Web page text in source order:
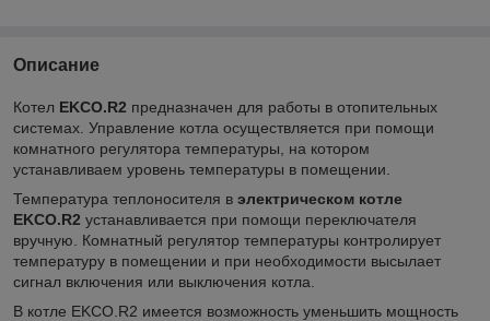
Описание
Котел EKCO.R2 предназначен для работы в отопительных
системах. Управление котла осуществляется при помощи
комнатного регулятора температуры, на котором
устанавливаем уровень температуры в помещении.
Температура теплоносителя в электрическом котле
EKCO.R2 устанавливается при помощи переключателя
вручную. Комнатный регулятор температуры контролирует
температуру в помещении и при необходимости высылает
сигнал включения или выключения котла.
В котле EKCO.R2 имеется возможность уменьшить мощность